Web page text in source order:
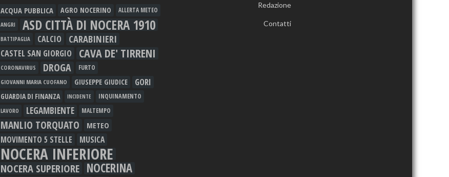
ACQUA PUBBLICA AGRO NOCERINO
ALLERTA METEO
ANGRI
ASD CITTÀ DI NOCERA 1910
BATTIPAGLIA CALCIO CARABINIERI
CASTEL SAN GIORGIO CAVA DE' TIRRENI
CORONAVIRUS DROGA FURTO
GIOVANNI MARIA CUOFANO GIUSEPPE GIUDICE GORI
GUARDIA DI FINANZA INCIDENTE INQUINAMENTO
LAVORO LEGAMBIENTE MALTEMPO
MANLIO TORQUATO METEO
MOVIMENTO 5 STELLE MUSICA
NOCERA INFERIORE
NOCERA SUPERIORE NOCERINA
Redazione
Contatti